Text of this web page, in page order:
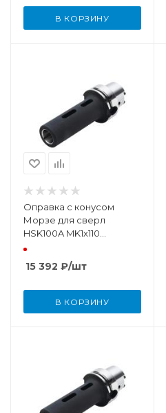
В КОРЗИНУ
Оправка с конусом
Морзе для сверл
HSK100A MK1х110
DIN69893
15 392 ₽/шт
В КОРЗИНУ